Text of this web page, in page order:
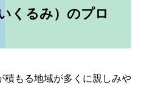
くるみ）のプロ
もる地域が多くに親しみや